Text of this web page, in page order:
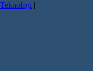
Teknologi |